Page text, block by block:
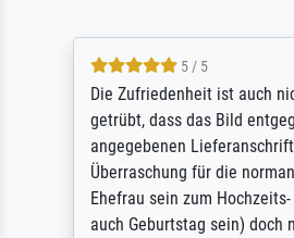
5 / 5
Die Zufriedenheit ist auch
getrübt, dass das Bild
angegebenen
Überraschung für die
Ehefrau sein zum
auch Geburtstag sein) doch